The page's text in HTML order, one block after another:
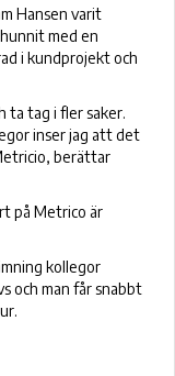
Hansen varit
med en
i kundprojekt och
ta tag i fler saker.
inser jag att det
berättar
på Metrico är
kollegor
och man får snabbt